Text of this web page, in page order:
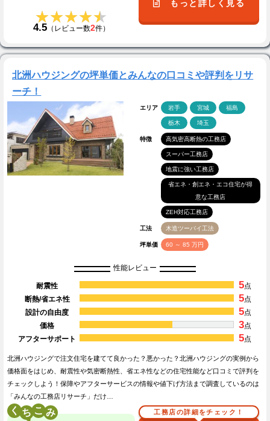
★★★★★
★★★★★
4.5（レビュー数2件）
もっと詳しく見る
北洲ハウジングの坪単価とみんなの口コミや評判をリサ
ーチ！
エリア 岩手 宮城 福島
栃木 埼玉
特徴 高気密高断熱の工務店
スーパー工務店
地震に強い工務店
省エネ・創エネ・エコ住宅が得
意な工務店
ZEH対応工務店
工法 木造ツーバイ工法
坪単価 60 ～ 85 万円
性能レビュー
耐震性 5点
断熱/省エネ性
5点
設計の自由度
5点
価格
3点
アフターサポート
5点
北洲ハウジングで注文住宅を建てて良かった？悪かった？北洲ハウジングの実例から
価格面をはじめ、耐震性や気密断熱性、省エネ性などの住宅性能など口コミで評判を
チェックしよう！保障やアフターサービスの情報や値下げ方法まで調査しているのは
「みんなの工務店リサーチ」だけ…
く こ 工務店の詳細をチェック！